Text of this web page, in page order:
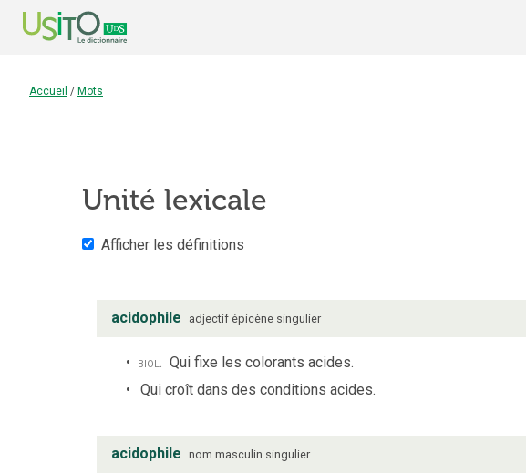
Accueil / Mots
Unité lexicale
Afficher les définitions
acidophile adjectif épicène singulier
biol. Qui fixe les colorants acides.
Qui croît dans des conditions acides.
acidophile nom masculin singulier